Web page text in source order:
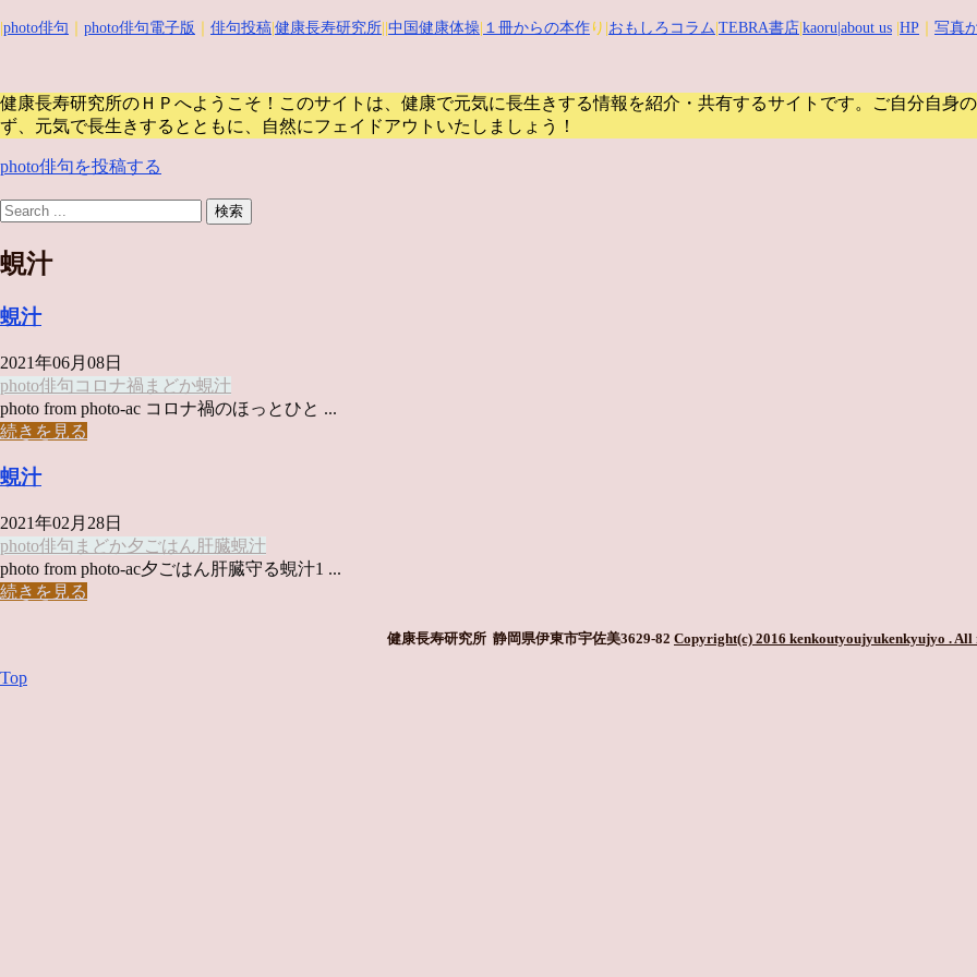
photo俳句 photo俳句電子版 俳句投稿 健康長寿研究所 中国健康体操 １冊からの本作 り| おもしろコラム TEBRA書店 kaoru |about us HP 写真
健康長寿研究所のＨＰへようこそ！このサイトは、健康で元気に長生きする情報を紹介・共有するサイトです。
ご自分自身
ず、元気で長生きするとともに、自然にフェイドアウトいたしましょう！
photo俳句を投稿する
蜆汁
蜆汁
2021年06月08日
photo俳句 コロナ禍 まどか蜆汁
photo from photo-ac コロナ禍のほっとひと ...
続きを見る
蜆汁
2021年02月28日
photo俳句 まどか夕ごはん 肝臓蜆汁
photo from photo-ac夕ごはん肝臓守る蜆汁1 ...
続きを見る
健康長寿研究所 静岡県伊東市宇佐美3629-82 Copyright(c) 2016 kenkoutyoujyukenkyujyo . All
Top